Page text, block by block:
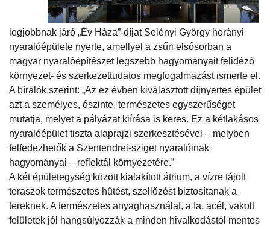
legjobbnak járó „Év Háza”-díjat Selényi György horányi
nyaralóépülete nyerte, amellyel a zsűri elsősorban a
magyar nyaralóépítészet legszebb hagyományait felidéző
környezet- és szerkezettudatos megfogalmazást ismerte el.
A bírálók szerint: „Az ez évben kiválasztott díjnyertes épület
azt a személyes, őszinte, természetes egyszerűséget
mutatja, melyet a pályázat kiírása is keres. Ez a kétlakásos
nyaralóépület tiszta alaprajzi szerkesztésével – melyben
felfedezhetők a Szentendrei-sziget nyaralóinak
hagyományai – reflektál környezetére.”
A két épületegység között kialakított átrium, a vízre tájolt
teraszok természetes hűtést, szellőzést biztosítanak a
tereknek. A természetes anyaghasználat, a fa, acél, vakolt
felületek jól hangsúlyozzák a minden hivalkodástól mentes